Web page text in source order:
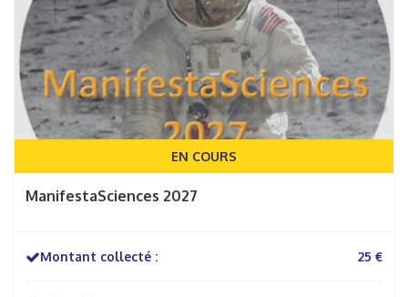
EN COURS
ManifestaSciences 2027
Montant collecté : 25 €